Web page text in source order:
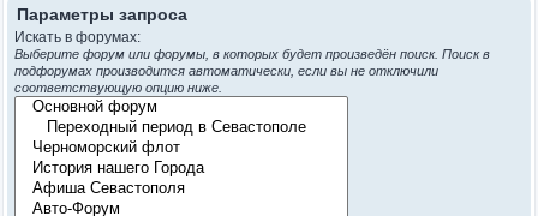
Параметры запроса
Искать в форумах:
Выберите форум или форумы, в которых будет произведён поиск. Поиск в
подфорумах производится автоматически, если вы не отключили
соответствующую опцию ниже.